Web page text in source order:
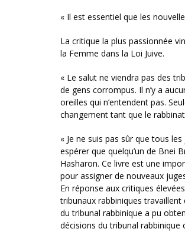
« Il est essentiel que les
La critique la plus passionnée
la Femme dans la Loi Juive.
« Le salut ne viendra pas des
de gens corrompus. Il n’y a
oreilles qui n’entendent pas.
changement tant que le
« Je ne suis pas sûr que tous
espérer que quelqu’un de Bnei
Hasharon. Ce livre est une
pour assigner de nouveaux
En réponse aux critiques
tribunaux rabbiniques
du tribunal rabbinique a pu
décisions du tribunal